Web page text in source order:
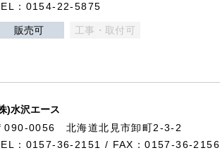
：0154-22-5875
販売可 工事・取付可
)水沢エース
090-0056 北海道北見市卸町2-3-2
：0157-36-2151 / FAX：0157-36-